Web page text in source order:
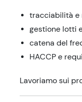
tracciabilità
gestione lotti
catena del
HACCP e
Lavoriamo sui